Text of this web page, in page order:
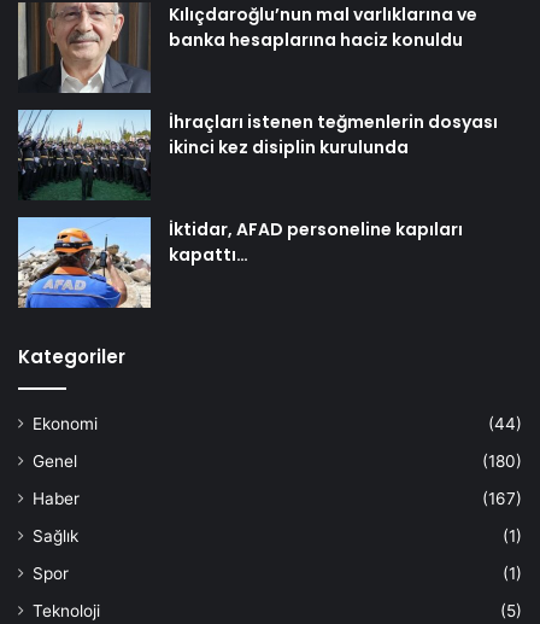
Kılıçdaroğlu’nun mal varlıklarına ve
banka hesaplarına haciz konuldu
İhraçları istenen teğmenlerin dosyası
ikinci kez disiplin kurulunda
İktidar, AFAD personeline kapıları
kapattı…
Kategoriler
Ekonomi
(44)
Genel
(180)
Haber
(167)
Sağlık
(1)
Spor
(1)
Teknoloji
(5)